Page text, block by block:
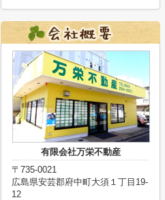
有限会社万栄不動産
〒735-0021
広島県安芸郡府中町大須１丁目19-
12